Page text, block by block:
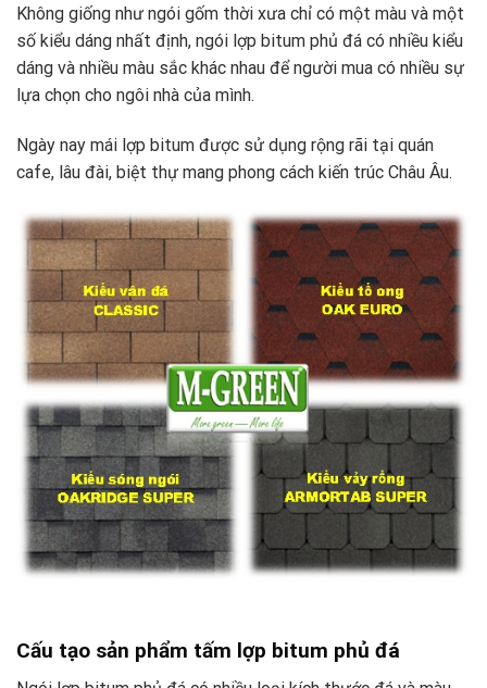
Không giống như ngói gốm thời xưa chỉ có một màu và một
số kiểu dáng nhất định, ngói lợp bitum phủ đá có nhiều kiểu
dáng và nhiều màu sắc khác nhau để người mua có nhiều sự
lựa chọn cho ngôi nhà của mình.
Ngày nay mái lợp bitum được sử dụng rộng rãi tại quán
cafe, lâu đài, biệt thự mang phong cách kiến trúc Châu Âu.
Cấu tạo sản phẩm tấm lợp bitum phủ đá